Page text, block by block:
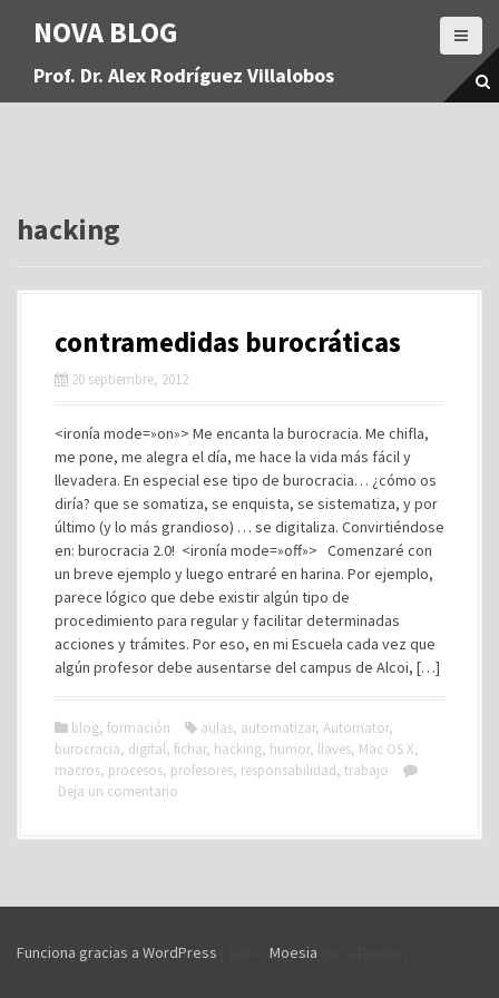
a
NOVA BLOG
Prof. Dr. Alex Rodríguez Villalobos
hacking
contramedidas burocráticas
20 septiembre, 2012
<ironía mode=»on»> Me encanta la burocracia. Me chifla,
me pone, me alegra el día, me hace la vida más fácil y
llevadera. En especial ese tipo de burocracia… ¿cómo os
diría? que se somatiza, se enquista, se sistematiza, y por
último (y lo más grandioso) … se digitaliza. Convirtiéndose
en: burocracia 2.0! <ironía mode=»off»> Comenzaré con
un breve ejemplo y luego entraré en harina. Por ejemplo,
parece lógico que debe existir algún tipo de
procedimiento para regular y facilitar determinadas
acciones y trámites. Por eso, en mi Escuela cada vez que
algún profesor debe ausentarse del campus de Alcoi, […]
blog, formación aulas, automatizar, Automator,
burocracia, digital, fichar, hacking, humor, llaves, Mac OS X,
macros, procesos, profesores, responsabilidad, trabajo
Deja un comentario
Funciona gracias a WordPress Moesia